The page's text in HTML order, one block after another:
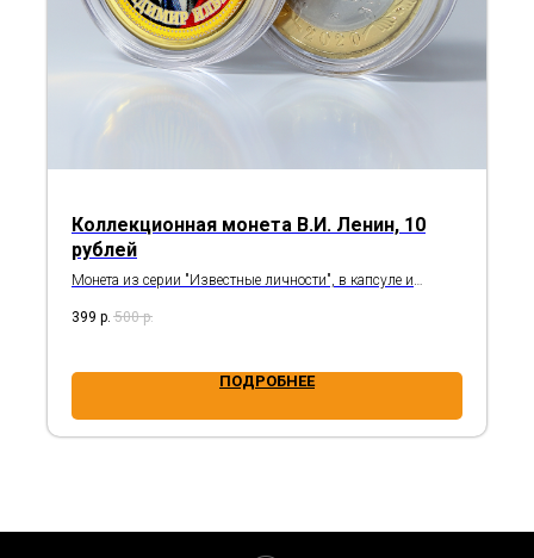
Коллекционная монета В.И. Ленин, 10
рублей
Монета из серии "Известные личности", в капсуле и
399 р. 500 р.
ПОДРОБНЕЕ